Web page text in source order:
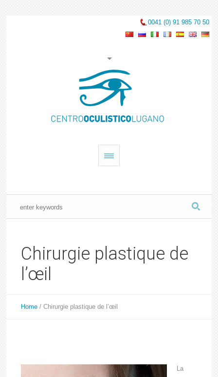
0041 (0) 91 985 70 50
Chirurgie plastique de
l’œil
Home /Chirurgie plastique de l’œil
La